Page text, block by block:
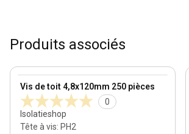
Produits associés
Vis de toit 4,8x120mm 250 pièces
0
Isolatieshop
Tête à vis: PH2
View product